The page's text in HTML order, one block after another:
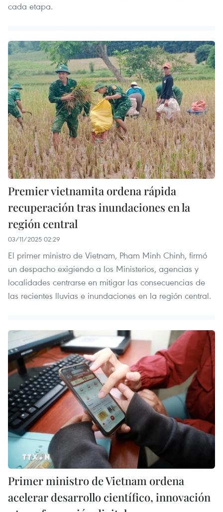
cada etapa.
Premier vietnamita ordena rápida
recuperación tras inundaciones en la
región central
03/11/2025 02:29
El primer ministro de Vietnam, Pham Minh Chinh, firmó
un despacho exigiendo a los Ministerios, agencias y
localidades centrarse en mitigar las consecuencias de
las recientes lluvias e inundaciones en la región central.
Primer ministro de Vietnam ordena
acelerar desarrollo científico, innovación